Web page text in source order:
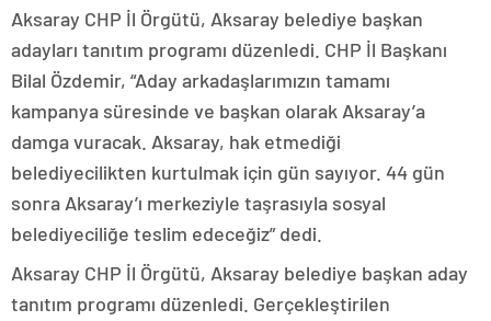
Aksaray CHP İl Örgütü, Aksaray belediye başkan
adayları tanıtım programı düzenledi. CHP İl Başkanı
Bilal Özdemir, “Aday arkadaşlarımızın tamamı
kampanya süresinde ve başkan olarak Aksaray’a
damga vuracak. Aksaray, hak etmediği
belediyecilikten kurtulmak için gün sayıyor. 44 gün
sonra Aksaray’ı merkeziyle taşrasıyla sosyal
belediyeciliğe teslim edeceğiz” dedi.
Aksaray CHP İl Örgütü, Aksaray belediye başkan aday
tanıtım programı düzenledi. Gerçekleştirilen